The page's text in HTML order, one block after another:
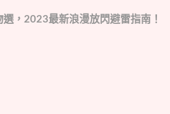
，2023最新浪漫放閃避雷指南！